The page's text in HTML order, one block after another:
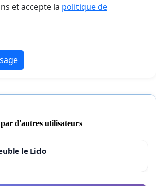
et accepte la politique de
d'autres utilisateurs
le Lido